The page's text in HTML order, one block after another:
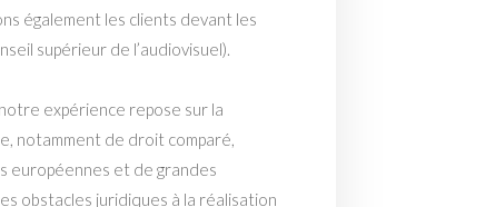
également les clients devant les
supérieur de l’audiovisuel).
expérience repose sur la
notamment de droit comparé,
européennes et de grandes
obstacles juridiques à la réalisation